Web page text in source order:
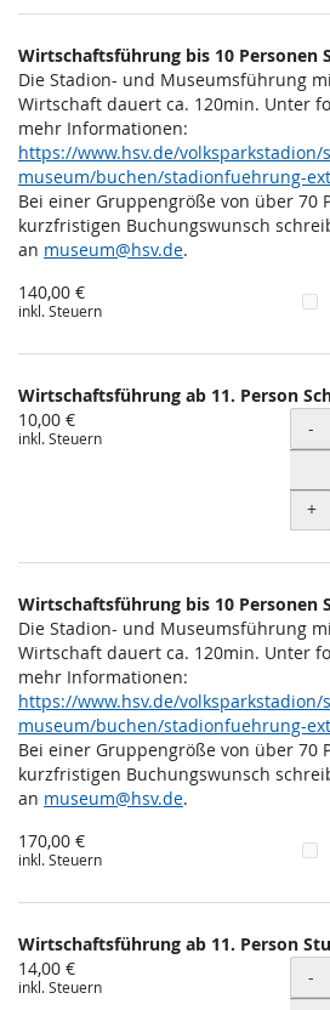
Wirtschaftsführung bis 10 Personen
Die Stadion- und Museumsführung
Wirtschaft dauert ca. 120min. Unter
mehr Informationen:
https://www.hsv.de/
museum/buchen/stadionfuehrung-
Bei einer Gruppengröße von über 70
kurzfristigen Buchungswunsch
an museum@hsv.de.
140,00 €
inkl. Steuern
Wirtschaftsführung ab 11. Person
10,00 €
inkl. Steuern -
+
Wirtschaftsführung bis 10 Personen
Die Stadion- und Museumsführung
Wirtschaft dauert ca. 120min. Unter
mehr Informationen:
https://www.hsv.de/
museum/buchen/stadionfuehrung-
Bei einer Gruppengröße von über 70
kurzfristigen Buchungswunsch
an museum@hsv.de.
170,00 €
inkl. Steuern
Wirtschaftsführung ab 11. Person
14,00 €
inkl. Steuern -